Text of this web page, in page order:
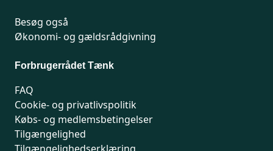
Besøg også
Økonomi- og gældsrådgivning
Forbrugerrådet Tænk
FAQ
Cookie- og privatlivspolitik
Købs- og medlemsbetingelser
Tilgængelighed